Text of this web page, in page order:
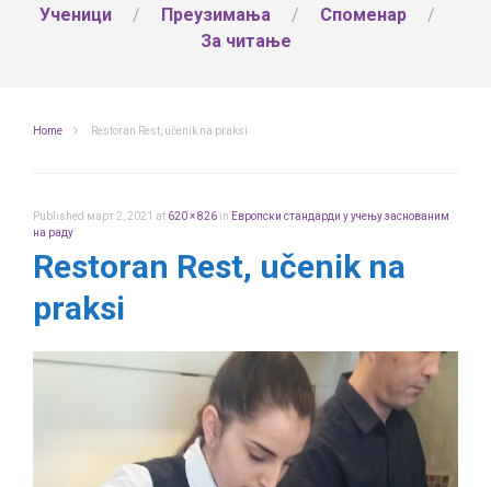
Ученици
Преузимања
Споменар
За читање
Home Restoran Rest, učenik na praksi
Published март 2, 2021 at 620 × 826 in Европски стандарди у учењу заснованим
на раду
Restoran Rest, učenik na
praksi